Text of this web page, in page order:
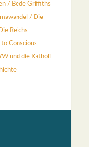
/ Bede Grif­fiths
/ Die
Die Reichs­
to Con­scious­
und die Katho­li­